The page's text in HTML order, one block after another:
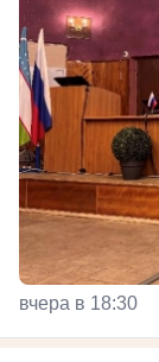
вчера в 18:30